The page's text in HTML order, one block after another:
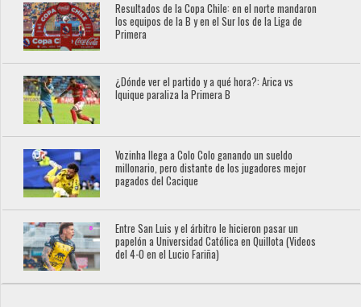
Resultados de la Copa Chile: en el norte mandaron
los equipos de la B y en el Sur los de la Liga de
Primera
¿Dónde ver el partido y a qué hora?: Arica vs
Iquique paraliza la Primera B
Vozinha llega a Colo Colo ganando un sueldo
millonario, pero distante de los jugadores mejor
pagados del Cacique
Entre San Luis y el árbitro le hicieron pasar un
papelón a Universidad Católica en Quillota (Videos
del 4-0 en el Lucio Fariña)